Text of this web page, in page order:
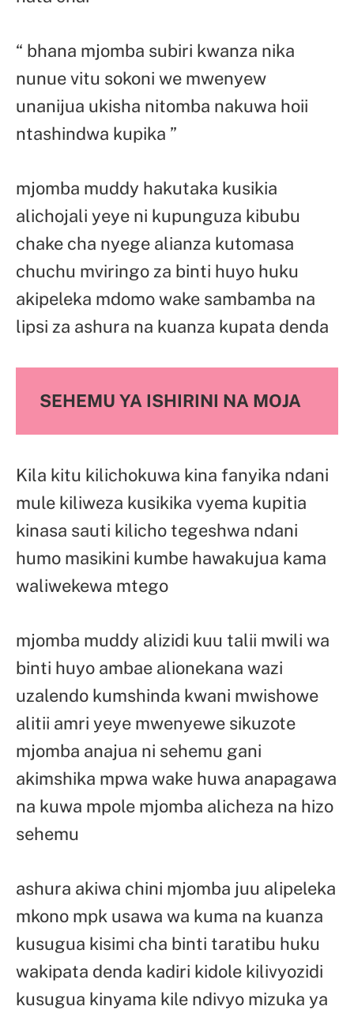
“ bhana mjomba subiri kwanza nika
nunue vitu sokoni we mwenyew
unanijua ukisha nitomba nakuwa hoii
ntashindwa kupika ”
mjomba muddy hakutaka kusikia
alichojali yeye ni kupunguza kibubu
chake cha nyege alianza kutomasa
chuchu mviringo za binti huyo huku
akipeleka mdomo wake sambamba na
lipsi za ashura na kuanza kupata denda
SEHEMU YA ISHIRINI NA MOJA
Kila kitu kilichokuwa kina fanyika ndani
mule kiliweza kusikika vyema kupitia
kinasa sauti kilicho tegeshwa ndani
humo masikini kumbe hawakujua kama
waliwekewa mtego
mjomba muddy alizidi kuu talii mwili wa
binti huyo ambae alionekana wazi
uzalendo kumshinda kwani mwishowe
alitii amri yeye mwenyewe sikuzote
mjomba anajua ni sehemu gani
akimshika mpwa wake huwa anapagawa
na kuwa mpole mjomba alicheza na hizo
sehemu
ashura akiwa chini mjomba juu alipeleka
mkono mpk usawa wa kuma na kuanza
kusugua kisimi cha binti taratibu huku
wakipata denda kadiri kidole kilivyozidi
kusugua kinyama kile ndivyo mizuka ya